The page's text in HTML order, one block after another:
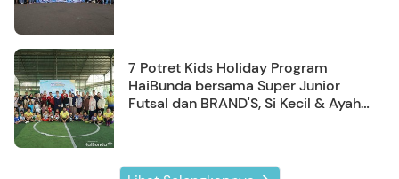
7 Potret Kids Holiday Program
HaiBunda bersama Super Junior
Futsal dan BRAND'S, Si Kecil & Ayah